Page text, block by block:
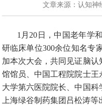
文章来源：认知神
1月20日，中国老年学
研临床单位300余位知名专
加本次大会，共同见证脑
馆馆员、中国工程院院士
大学第六医院院长、中国
上海绿谷制药集团吕松涛等